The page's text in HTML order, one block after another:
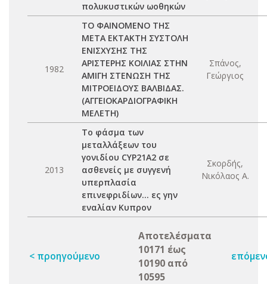
πολυκυστικών ωοθηκών
1982
ΤΟ ΦΑΙΝΟΜΕΝΟ ΤΗΣ
ΜΕΤΑ ΕΚΤΑΚΤΗ ΣΥΣΤΟΛΗ
ΕΝΙΣΧΥΣΗΣ ΤΗΣ
ΑΡΙΣΤΕΡΗΣ ΚΟΙΛΙΑΣ ΣΤΗΝ
ΑΜΙΓΗ ΣΤΕΝΩΣΗ ΤΗΣ
ΜΙΤΡΟΕΙΔΟΥΣ ΒΑΛΒΙΔΑΣ.
(ΑΓΓΕΙΟΚΑΡΔΙΟΓΡΑΦΙΚΗ
ΜΕΛΕΤΗ)
Σπάνος,
Γεώργιος
2013
Το φάσμα των
μεταλλάξεων του
γονιδίου CYP21A2 σε
ασθενείς με συγγενή
υπερπλασία
επινεφριδίων... ες γην
εναλίαν Κυπρον
Σκορδής,
Νικόλαος Α.
< προηγούμενο
Αποτελέσματα
10171 έως
10190 από
10595